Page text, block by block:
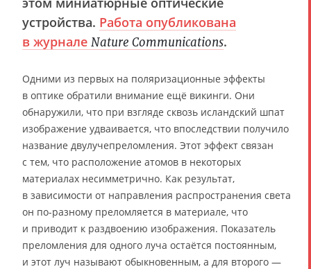
устройства. Работа опубликована
в журнале Nature Communications.
Одними из первых на поляризационные эффекты
в оптике обратили внимание ещё викинги. Они
обнаружили, что при взгляде сквозь исландский шпат
изображение удваивается, что впоследствии получило
название двулучепреломления. Этот эффект связан
с тем, что расположение атомов в некоторых
материалах несимметрично. Как результат,
в зависимости от направления распространения света
он по-разному преломляется в материале, что
и приводит к раздвоению изображения. Показатель
преломления для одного луча остаётся постоянным,
и этот луч называют обыкновенным, а для второго —